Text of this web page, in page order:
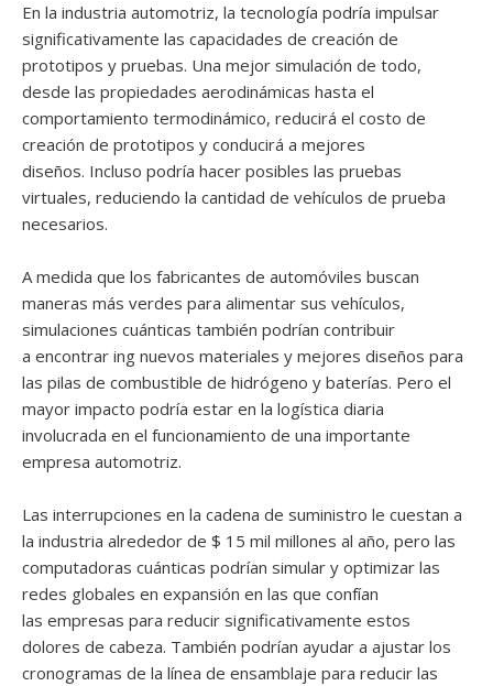
En la industria automotriz, la tecnología podría impulsar
significativamente las capacidades de creación de
prototipos y pruebas. Una mejor simulación de todo,
desde las propiedades aerodinámicas hasta el
comportamiento termodinámico, reducirá el costo de
creación de prototipos y conducirá a mejores
diseños. Incluso podría hacer posibles las pruebas
virtuales, reduciendo la cantidad de vehículos de prueba
necesarios.
A medida que los fabricantes de automóviles buscan
maneras más verdes para alimentar sus vehículos,
simulaciones cuánticas también podrían contribuir
a encontrar ing nuevos materiales y mejores diseños para
las pilas de combustible de hidrógeno y baterías. Pero el
mayor impacto podría estar en la logística diaria
involucrada en el funcionamiento de una importante
empresa automotriz.
Las interrupciones en la cadena de suministro le cuestan a
la industria alrededor de $ 15 mil millones al año, pero las
computadoras cuánticas podrían simular y optimizar las
redes globales en expansión en las que confían
las empresas para reducir significativamente estos
dolores de cabeza. También podrían ayudar a ajustar los
cronogramas de la línea de ensamblaje para reducir las